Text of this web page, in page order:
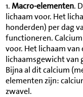
1.Macro-elementen.
lichaam voor. Het
honderden) per dag
functioneren.
voor. Het lichaam van
lichaamsgewicht van
Bijna al dit calcium
elementen zijn:
zwavel.